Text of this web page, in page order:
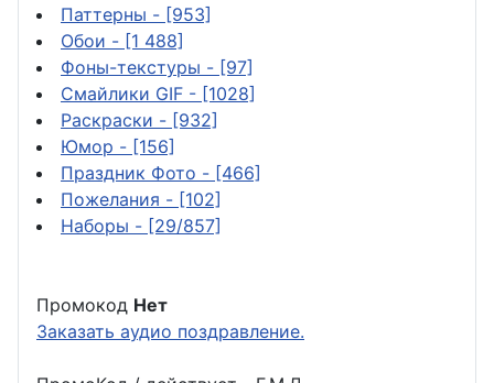
Паттерны - [953]
Обои - [1 488]
Фоны-текстуры - [97]
Смайлики GIF - [1028]
Раскраски - [932]
Юмор - [156]
Праздник Фото - [466]
Пожелания - [102]
Наборы - [29/857]
Промокод Нет
Заказать аудио поздравление.